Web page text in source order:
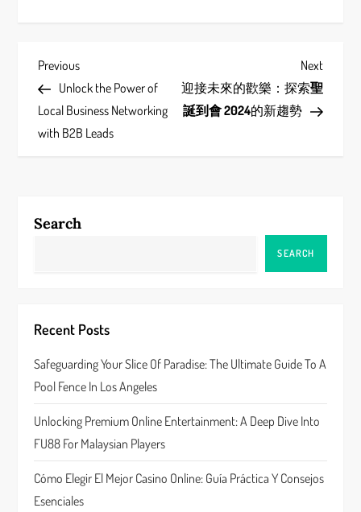
P
o
s
n
i
g
a
t
i
o
Previous
Post
Previous
Unlock the Power of
Local Business Networking
with B2B Leads
Next
Post
Next
迎接未來的歡樂：探索聖
誕到會 2024的新趨勢
Search
SEARCH
Recent Posts
Safeguarding Your Slice Of Paradise: The Ultimate Guide To A
Pool Fence In Los Angeles
Unlocking Premium Online Entertainment: A Deep Dive Into
FU88 For Malaysian Players
Cómo Elegir El Mejor Casino Online: Guía Práctica Y Consejos
Esenciales